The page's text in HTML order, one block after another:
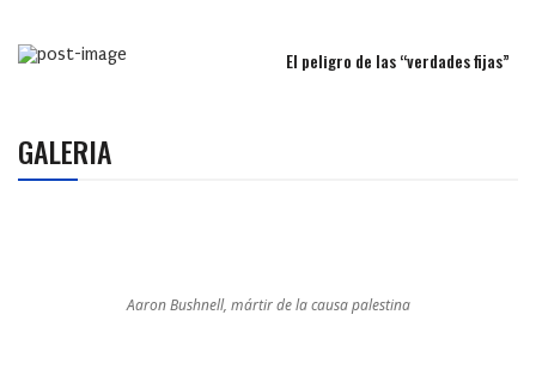
El peligro de las “verdades fijas”
GALERIA
Aaron Bushnell, mártir de la causa palestina